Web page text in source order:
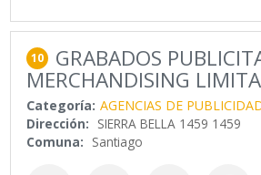
10 GRABADOS
MERCHANDISING
Categoría: AGENCIAS DE
Dirección: SIERRA BELLA 1459 1459
Comuna: Santiago